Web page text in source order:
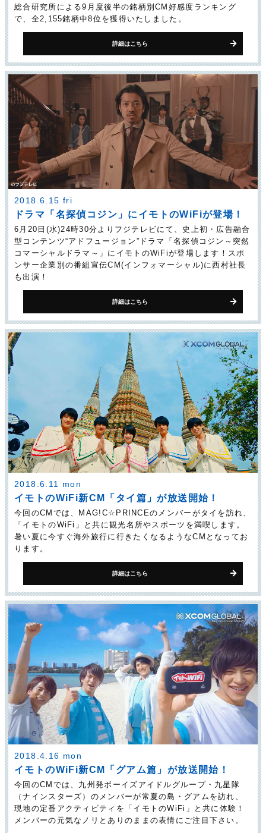
総合研究所による9月度後半の銘柄別CM好感度ランキング
で、全2,155銘柄中8位を獲得いたしました。
詳細はこちら
2018.6.15 fri
ドラマ「名探偵コジン」に イモトのWiFiが登場！
6月20日(水)24時30分よりフジテレビにて、史上初・広告融合
型コンテンツ“アドフュージョン”ドラマ「名探偵コジン～突然
コマーシャルドラマ～」にイモトのWiFiが登場します！スポ
ンサー企業別の番組宣伝CM(インフォマーシャル)に西村社長
も出演！
詳細はこちら
2018.6.11 mon
イモトのWiFi新CM「タイ篇」が放送開始！
今回のCMでは、MAG!C☆PRINCEのメンバーがタイを訪れ、
「イモトのWiFi」と共に観光名所やスポーツを満喫します。
暑い夏に今すぐ海外旅行に行きたくなるようなCMとなってお
ります。
詳細はこちら
2018.4.16 mon
イモトのWiFi新CM「グアム篇」が放送開始！
今回のCMでは、九州発ボーイズアイドルグループ・九星隊
（ナインスターズ）のメンバーが常夏の島・グアムを訪れ、
現地の定番アクティビティを「イモトのWiFi」と共に体験！
メンバーの元気なノリとありのままの表情にご注目下さい。